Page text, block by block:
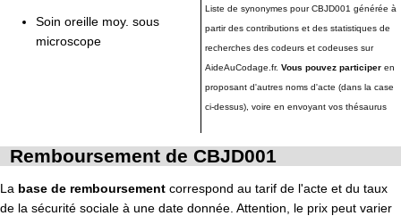
Soin oreille moy. sous
microscope
Liste de synonymes pour CBJD001 générée à
partir des contributions et des statistiques de
recherches des codeurs et codeuses sur
AideAuCodage.fr. Vous pouvez participer en
proposant d'autres noms d'acte (dans la case
ci-dessus), voire en envoyant vos thésaurus
Remboursement de CBJD001
La base de remboursement correspond au tarif de l'acte et du taux
de la sécurité sociale à une date donnée. Attention, le prix peut varier